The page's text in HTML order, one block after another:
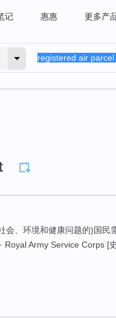
记 惠惠 更多产
会、环境和健康问题的)国民
· Royal Army Service Corps [